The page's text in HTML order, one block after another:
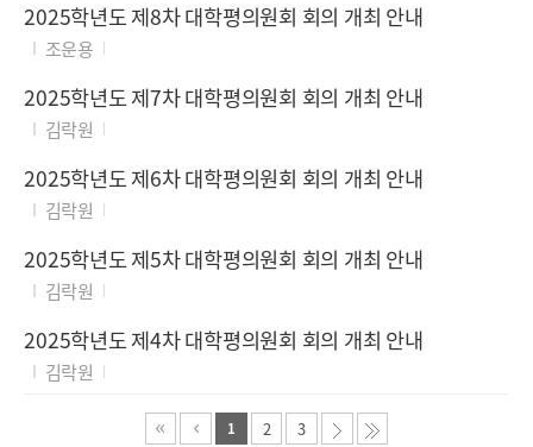
2025학년도 제8차 대학평의원회 회의 개최 안내
조운용
2025학년도 제7차 대학평의원회 회의 개최 안내
김락원
2025학년도 제6차 대학평의원회 회의 개최 안내
김락원
2025학년도 제5차 대학평의원회 회의 개최 안내
김락원
2025학년도 제4차 대학평의원회 회의 개최 안내
김락원
1 2 3